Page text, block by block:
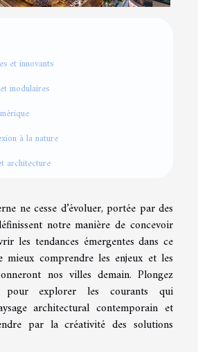
et innovants
modulaires
à la nature
architecture
ne cesse d’évoluer, portée par des
notre manière de concevoir
les tendances émergentes dans ce
mieux comprendre les enjeux et les
nos villes demain. Plongez
explorer les courants qui
architectural contemporain et
par la créativité des solutions